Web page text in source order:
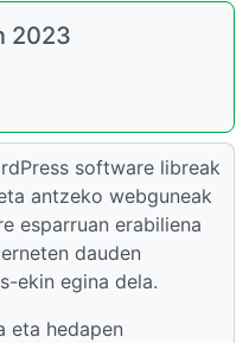
2023
software libreak
antzeko webguneak
esparruan erabiliena
dauden
ekin egina dela.
eta hedapen